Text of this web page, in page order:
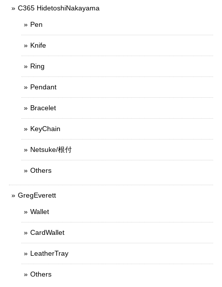
C365 HidetoshiNakayama
Pen
Knife
Ring
Pendant
Bracelet
KeyChain
Netsuke/根付
Others
GregEverett
Wallet
CardWallet
LeatherTray
Others